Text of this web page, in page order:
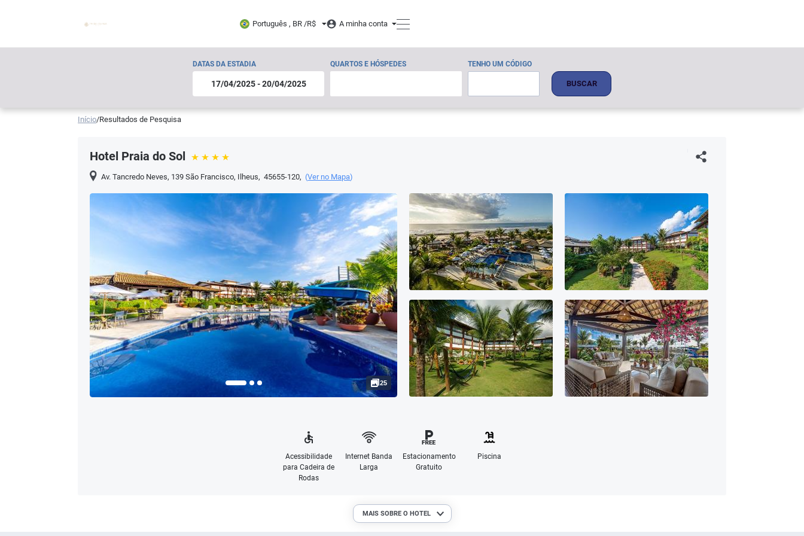
Português , BR /R$ A minha conta
DATAS DA ESTADIA QUARTOS E HÓSPEDES TENHO UM CÓDIGO
BUSCAR
Início/Resultados de Pesquisa
Hotel Praia do Sol
Av. Tancredo Neves, 139 São Francisco, Ilheus, 45655-120, (Ver no Mapa)
25
Acessibilidade
para Cadeira de
Rodas
Internet Banda
Larga
Estacionamento
Gratuito
Piscina
MAIS SOBRE O HOTEL